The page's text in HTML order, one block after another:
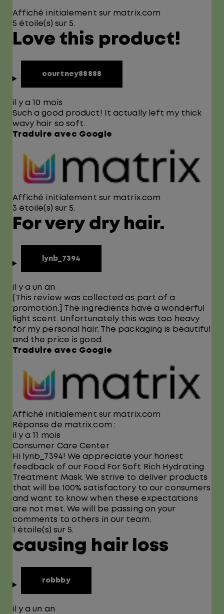
Affiché initialement sur matrix.com
5 étoile(s) sur 5.
Love this product!
courtney88888
il y a 10 mois
Such a good product! It actually left my thick
wavy hair so soft.
Traduire avec Google
Affiché initialement sur matrix.com
3 étoile(s) sur 5.
For very dry hair.
lynb_7394
il y a un an
[This review was collected as part of a
promotion.] The ingredients have a wonderful
light scent. Unfortunately this was too heavy
for my personal hair. The packaging is beautiful
and the price is good.
Traduire avec Google
Affiché initialement sur matrix.com
Réponse de matrix.com :
il y a 11 mois
Consumer Care Center
Hi lynb_7394! We appreciate your honest
feedback of our Food For Soft Rich Hydrating
Treatment Mask. We strive to deliver products
that will be 100% satisfactory to our consumers
and want to know when these expectations
are not met. We will be passing on your
comments to others in our team.
1 étoile(s) sur 5.
causing hair loss
robbby
il y a un an